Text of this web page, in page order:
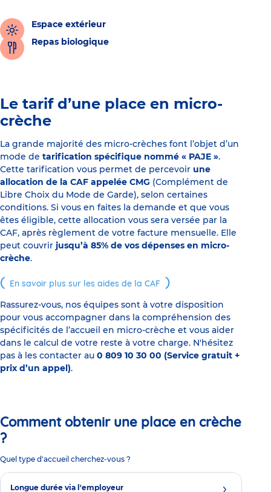
Espace extérieur
Repas biologique
Le tarif d’une place en micro-
crèche
La grande majorité des micro-crèches font l’objet d’un
mode de tarification spécifique nommé « PAJE ».
Cette tarification vous permet de percevoir une
allocation de la CAF appelée CMG (Complément de
Libre Choix du Mode de Garde), selon certaines
conditions. Si vous en faites la demande et que vous
êtes éligible, cette allocation vous sera versée par la
CAF, après règlement de votre facture mensuelle. Elle
peut couvrir jusqu’à 85% de vos dépenses en micro-
crèche.
En savoir plus sur les aides de la CAF
Rassurez-vous, nos équipes sont à votre disposition
pour vous accompagner dans la compréhension des
spécificités de l’accueil en micro-crèche et vous aider
dans le calcul de votre reste à votre charge. N'hésitez
pas à les contacter au 0 809 10 30 00 (Service gratuit +
prix d’un appel).
Comment obtenir une place en crèche
?
Quel type d'accueil cherchez-vous ?
Longue durée via l'employeur